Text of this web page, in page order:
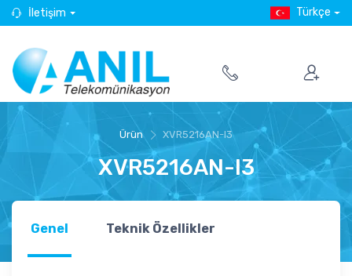
İletişim Türkçe
Ürün XVR5216AN-I3
XVR5216AN-I3
Genel Teknik Özellikler